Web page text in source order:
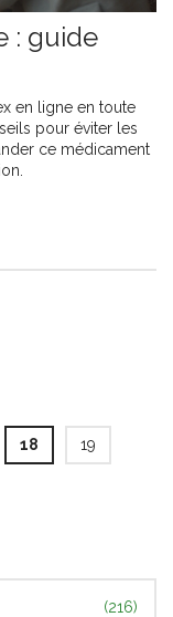
: guide
en ligne en toute
pour éviter les
ce médicament
18 19
(216)